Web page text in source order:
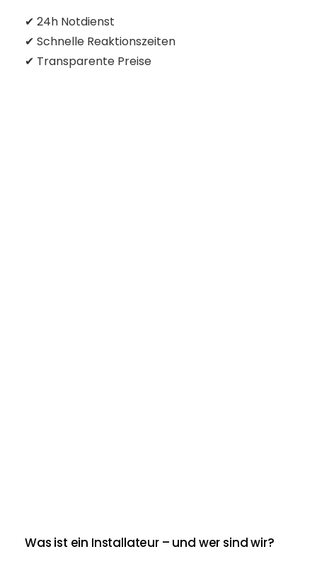
✔ 24h Notdienst
✔ Schnelle Reaktionszeiten
✔ Transparente Preise
Was ist ein Installateur – und wer sind wir?